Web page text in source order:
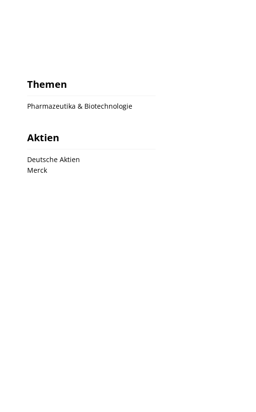
Themen
Pharmazeutika & Biotechnologie
Aktien
Deutsche Aktien
Merck